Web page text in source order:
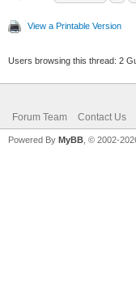
View a Printable Version
Users browsing this thread: 2
Forum Team Contact Us
Powered By MyBB , © 2002-